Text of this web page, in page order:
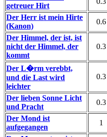
getreuer Hirt
Der Herr ist mein Hirte
(Kanon)
0.6
Der Himmel, der ist, ist
nicht der Himmel, der
kommt
0.3
Der L�rm verebbt,
und die Last wird
leichter
0.3
Der lieben Sonne Licht
und Pracht
0.3
Der Mond ist
aufgegangen
1